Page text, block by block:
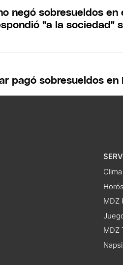
negó sobresueldos en
"a la sociedad"
pagó sobresueldos en
Clima
MDZ
MDZ